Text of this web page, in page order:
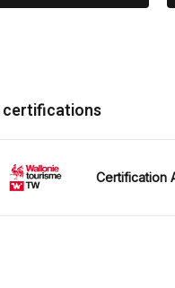
certifications
Certification